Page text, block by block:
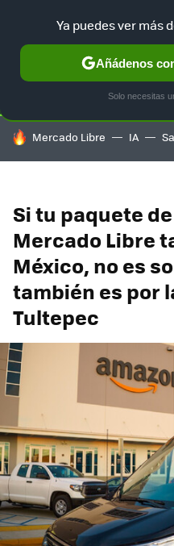
SELECCIÓN GAMING
HOY SE HABLA DE
Mercado Libre IA
Si tu paquete
Mercado Libre
México, no es
también es por
Tultepec
Ya puedes ver más
Añádenos
Solo necesitas